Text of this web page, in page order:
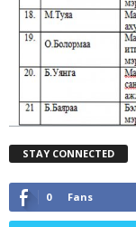
STAY CONNECTED
0 Fans